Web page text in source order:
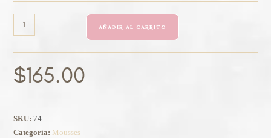
AÑADIR AL CARRITO
$165.00
SKU: 74
Categoría: Mousses